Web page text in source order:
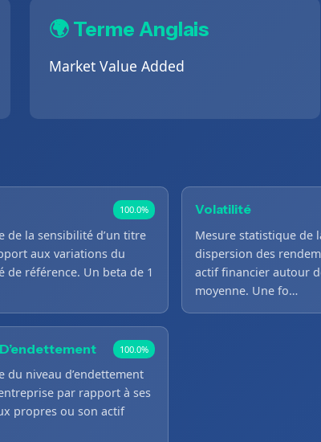
🌍 Terme Anglais
Market Value Added
100.0%
de la sensibilité d’un titre
aux variations du
de référence. Un beta de 1
Volatilité
Mesure statistique de
dispersion des
actif financier autour
moyenne. Une fo…
100.0%
du niveau d’endettement
par rapport à ses
propres ou son actif